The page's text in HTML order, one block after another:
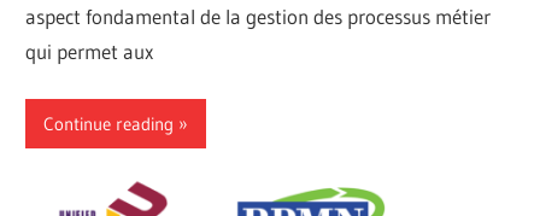
aspect fondamental de la gestion des processus métier
qui permet aux
Continue reading